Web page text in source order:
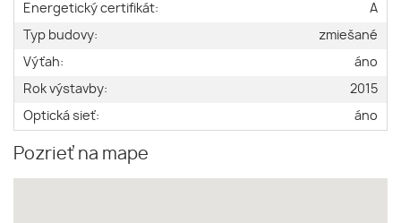
Energetický certifikát:
A
Typ budovy:
zmiešané
Výťah:
áno
Rok výstavby:
2015
Optická sieť:
áno
Pozrieť na mape